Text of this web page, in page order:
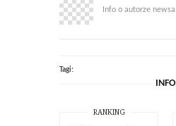
Info o autorze newsa
Tagi:
INFO
RANKING